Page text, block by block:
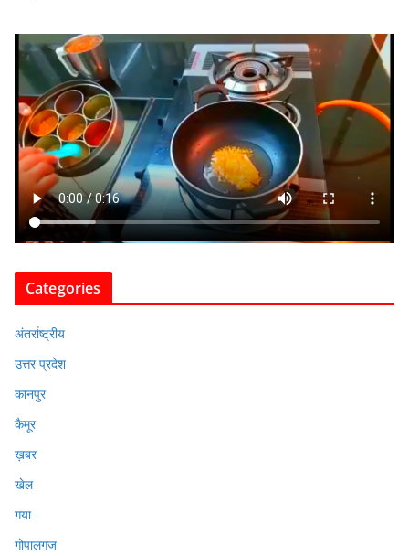
Categories
अंतर्राष्ट्रीय
उत्तर प्रदेश
कानपुर
कैमूर
ख़बर
खेल
गया
गोपालगंज